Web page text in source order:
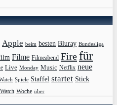
Apple beim besten Bluray Bundesliga
Filme Filmeabend Firefür
Live Monday Music Netflix neue
Spiele Staffel startet Stick
Watch Woche über